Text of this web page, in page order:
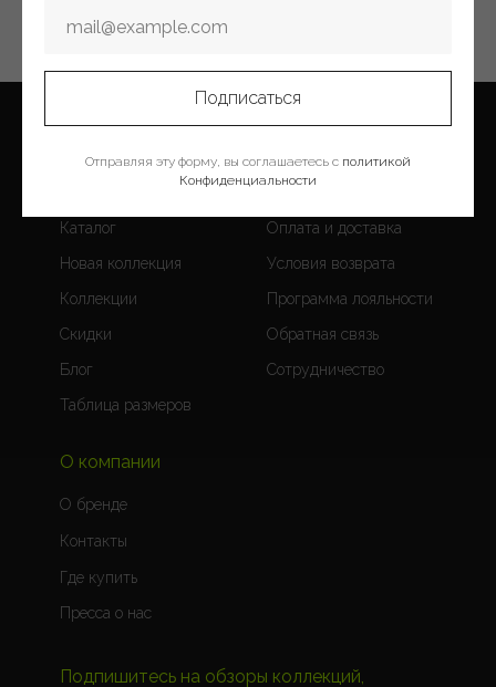
Подписаться
Отправляя эту форму, вы соглашаетесь с политикой
Конфиденциальности
Каталог
Новая коллекция
Коллекции
Скидки
Покупателям
Оплата и доставка
Условия возврата
Программа лояльности
Обратная связь
Сотрудничество
Блог
О компании
Таблица размеров
О бренде
Контакты
Где купить
Пресса о нас
Подпишитесь на обзоры коллекций,